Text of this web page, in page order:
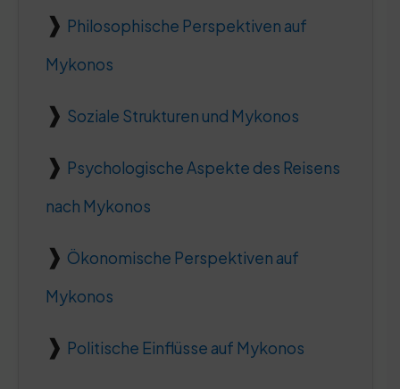
Philosophische Perspektiven auf
Mykonos
Soziale Strukturen und Mykonos
Psychologische Aspekte des Reisens
nach Mykonos
Ökonomische Perspektiven auf
Mykonos
Politische Einflüsse auf Mykonos